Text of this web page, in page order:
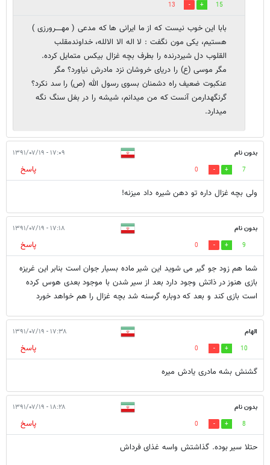
15
13
بابا این خوب نیست که از ما ایرانی ها که مدعی ( مهـــــرورزی )
هستیم، یکی مون نگفت : لا اله الا الالله، خداوندمقلب
القلوب دل شیردرنده را بطرف بچه غزال بیکس متمایل کرده.
مگر موسی (ع) را دریای خروشان نزد مادرش نیاورد؟ مگر
عنکبوت ضعیف راه دشمنان بسوی رسول الله (ص) را سد نکرد؟
گرنگهدارمن آنست که من میدانم، شیشه را در بغل سنگ نگه
میدارد.
بدون نام ۱۷:۰۹ - ۱۳۹۱/۰۷/۱۹
7
0
پاسخ
ولی بچه غزال داره تو دهن شیره داد میزنه!
بدون نام ۱۷:۱۸ - ۱۳۹۱/۰۷/۱۹
9
0
پاسخ
شما هم زود جو گیر می شوید این شیر ماده بسیار جوان است بنابر این غریزه
بازی هنوز در ذاتش وجود دارد بعد از سیر شدن با موجود بعدی هوس کرده
است بازی کند و بعد که دوباره گرسنه شد بچه غزال را هم خواهد خورد
الهام ۱۷:۳۸ - ۱۳۹۱/۰۷/۱۹
10
0
پاسخ
گشنش بشه مادری یادش میره
بدون نام ۱۸:۲۸ - ۱۳۹۱/۰۷/۱۹
8
0
پاسخ
حتلا سیر بوده. گذاشتش واسه غذای فرداش